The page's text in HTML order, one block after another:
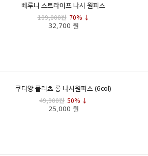
베루니 스트라이프 나시 원피스
109,000원 70% ↓
32,700 원
쿠디앙 플리츠 롱 나시원피스 (6col)
49,900원 50% ↓
25,000 원